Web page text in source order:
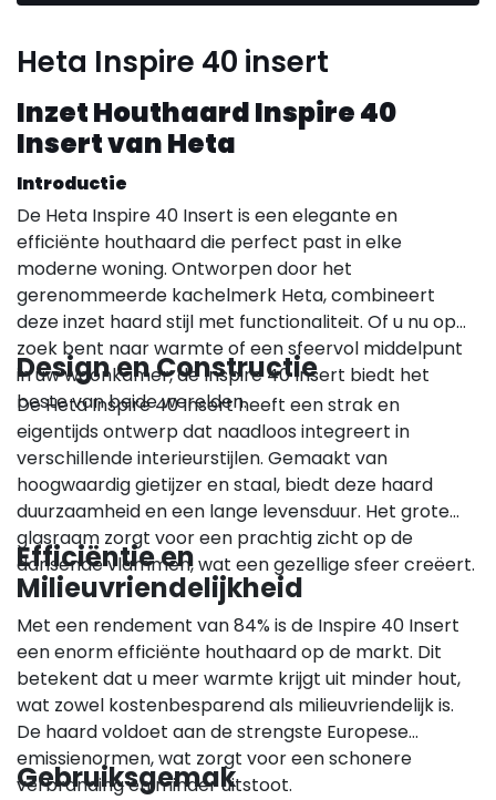
Heta Inspire 40 insert
Inzet Houthaard Inspire 40
Insert van Heta
Introductie
De Heta Inspire 40 Insert is een elegante en
efficiënte houthaard die perfect past in elke
moderne woning. Ontworpen door het
gerenommeerde kachelmerk Heta, combineert
deze inzet haard stijl met functionaliteit. Of u nu op
zoek bent naar warmte of een sfeervol middelpunt
in uw woonkamer, de Inspire 40 Insert biedt het
beste van beide werelden.
Design en Constructie
De Heta Inspire 40 Insert heeft een strak en
eigentijds ontwerp dat naadloos integreert in
verschillende interieurstijlen. Gemaakt van
hoogwaardig gietijzer en staal, biedt deze haard
duurzaamheid en een lange levensduur. Het grote
glasraam zorgt voor een prachtig zicht op de
dansende vlammen, wat een gezellige sfeer creëert.
Efficiëntie en
Milieuvriendelijkheid
Met een rendement van 84% is de Inspire 40 Insert
een enorm efficiënte houthaard op de markt. Dit
betekent dat u meer warmte krijgt uit minder hout,
wat zowel kostenbesparend als milieuvriendelijk is.
De haard voldoet aan de strengste Europese
emissienormen, wat zorgt voor een schonere
verbranding en minder uitstoot.
Gebruiksgemak